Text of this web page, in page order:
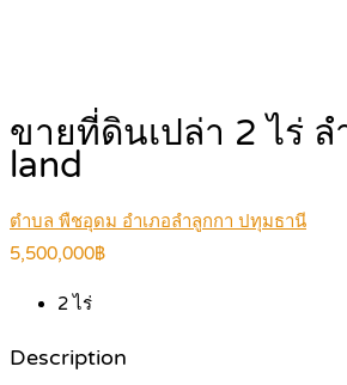
ขายที่ดินเปล่า 2 ไร่
land
ตำบล พืชอุดม อำเภอลำลูกกา ปทุมธานี
5,500,000฿
2ไร่
Description